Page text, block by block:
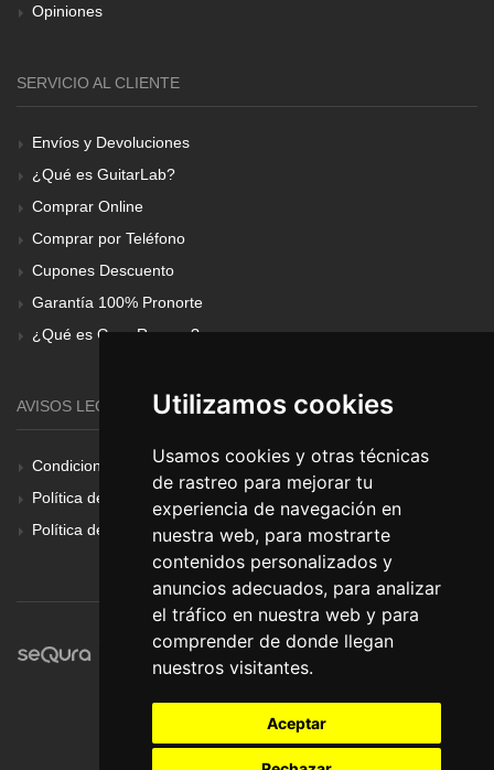
Utilizamos cookies
Usamos cookies y otras técnicas
de rastreo para mejorar tu
experiencia de navegación en
nuestra web, para mostrarte
contenidos personalizados y
anuncios adecuados, para analizar
el tráfico en nuestra web y para
comprender de donde llegan
nuestros visitantes.
Aceptar
Opiniones
SERVICIO AL CLIENTE
Envíos y Devoluciones
¿Qué es GuitarLab?
Comprar Online
Comprar por Teléfono
Cupones Descuento
Garantía 100% Pronorte
¿Qué es Gear Renove?
AVISOS LEGALES
Condiciones Generales
Política de Cookies
Política de Privacidad